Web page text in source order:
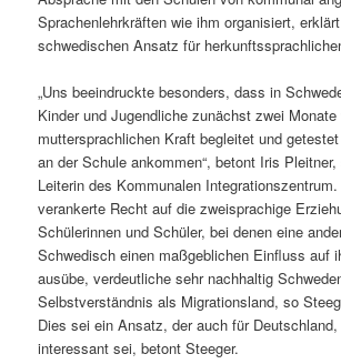
Sprachenlehrkräften wie ihm organisiert,
schwedischen Ansatz für
„Uns beeindruckte besonders, dass in
Kinder und Jugendliche zunächst zwei
muttersprachlichen Kraft begleitet und
an der Schule ankommen“, betont Iris
Leiterin des Kommunalen
verankerte Recht auf die zweisprachige
Schülerinnen und Schüler, bei denen eine
Schwedisch einen maßgeblichen Einfluss auf
ausübe, verdeutliche sehr nachhaltig
Selbstverständnis als Migrationsland, so
Dies sei ein Ansatz, der auch für
interessant sei, betont Steeger.